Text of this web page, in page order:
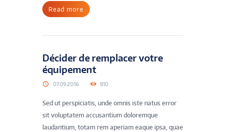
Read more
Décider de remplacer votre
équipement
07.09.2016 910
Sed ut perspiciatis, unde omnis iste natus error
sit voluptatem accusantium doloremque
laudantium, totam rem aperiam eaque ipsa, quae